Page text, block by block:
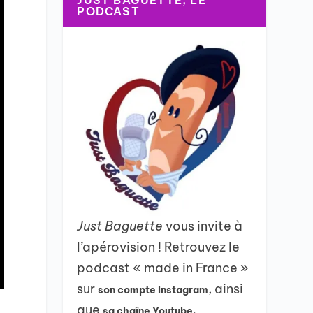
PODCAST
Just Baguettevous invite à
l’apérovision ! Retrouvez le
podcast « made in France »
surson compte Instagram, ainsi